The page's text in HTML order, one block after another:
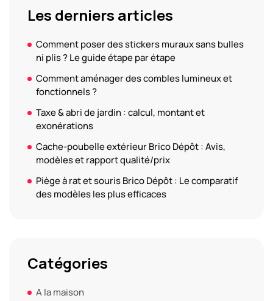
Les derniers articles
Comment poser des stickers muraux sans bulles
ni plis ? Le guide étape par étape
Comment aménager des combles lumineux et
fonctionnels ?
Taxe & abri de jardin : calcul, montant et
exonérations
Cache-poubelle extérieur Brico Dépôt : Avis,
modèles et rapport qualité/prix
Piège à rat et souris Brico Dépôt : Le comparatif
des modèles les plus efficaces
Catégories
A la maison